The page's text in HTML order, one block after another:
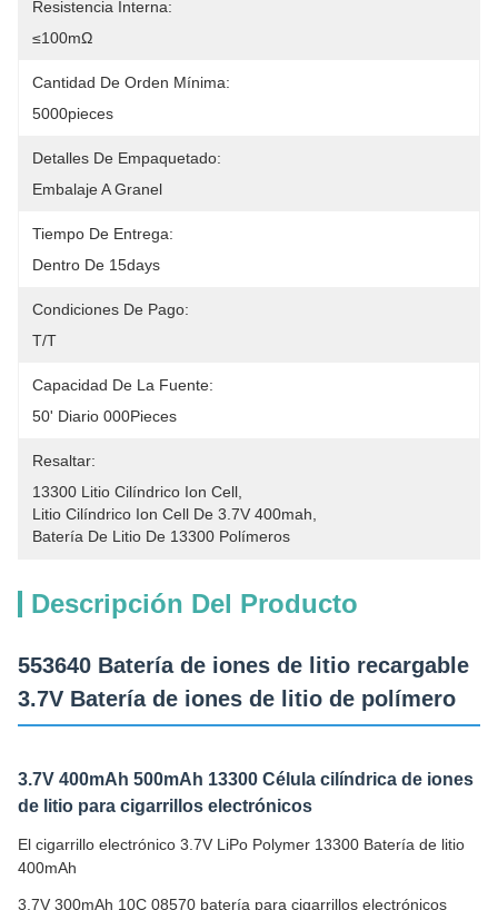
Resistencia Interna:
≤100mΩ
Cantidad De Orden Mínima:
5000pieces
Detalles De Empaquetado:
Embalaje A Granel
Tiempo De Entrega:
Dentro De 15days
Condiciones De Pago:
T/T
Capacidad De La Fuente:
50' Diario 000Pieces
Resaltar:
13300 Litio Cilíndrico Ion Cell
Litio Cilíndrico Ion Cell De 3.7V 400mah
Batería De Litio De 13300 Polímeros
Descripción Del Producto
553640 Batería de iones de litio recargable
3.7V Batería de iones de litio de polímero
3.7V 400mAh 500mAh 13300 Célula cilíndrica de iones
de litio para cigarrillos electrónicos
El cigarrillo electrónico 3.7V LiPo Polymer 13300 Batería de litio
400mAh
3.7V 300mAh 10C 08570 batería para cigarrillos electrónicos